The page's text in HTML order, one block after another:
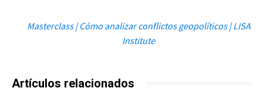
Masterclass | Cómo analizar conflictos geopolíticos | LISA
Institute
Artículos relacionados